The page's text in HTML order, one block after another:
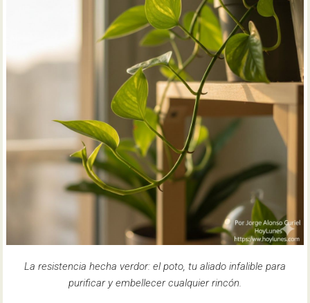
La resistencia hecha verdor: el poto, tu aliado infalible para
purificar y embellecer cualquier rincón.